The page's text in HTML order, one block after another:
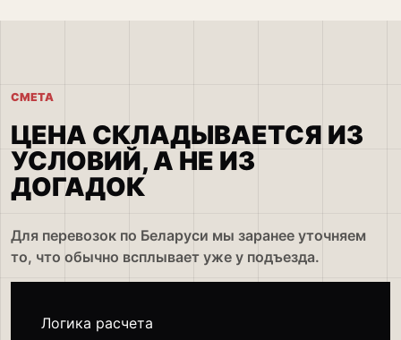
СМЕТА
ЦЕНА СКЛАДЫВАЕТСЯ ИЗ
УСЛОВИЙ, А НЕ ИЗ
ДОГАДОК
Для перевозок по Беларуси мы заранее уточняем
то, что обычно всплывает уже у подъезда.
Логика расчета